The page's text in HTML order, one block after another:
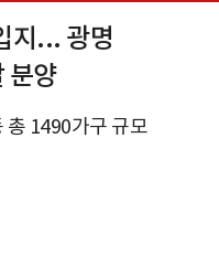
지... 광명
분양
총 1490가구 규모